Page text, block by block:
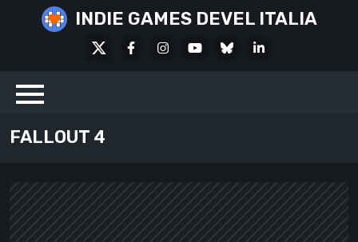
INDIE GAMES DEVEL ITALIA
FacebookInstagramYoutubeBlueskyLinkedIn
FALLOUT 4